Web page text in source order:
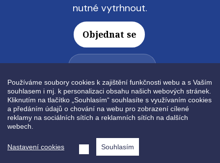
nutné vytrhnout.
Objednat se
+420 774 444 902
Obrázek
Používáme soubory cookies k zajištění funkčnosti webu a s Vaším
souhlasem i mj. k personalizaci obsahu našich webových stránek.
Kliknutím na tlačítko „Souhlasím“ souhlasíte s využívaním cookies
a předáním údajů o chování na webu pro zobrazení cílené
reklamy na sociálních sítích a reklamních sítích na dalších
webech.
Nastavení cookies Souhlasím